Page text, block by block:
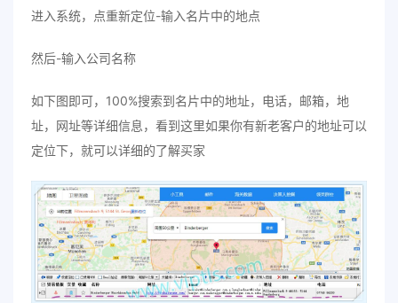
进入系统，点重新定位-输入名片中的地点
然后-输入公司名称
如下图即可，100%搜索到名片中的地址，电话，邮箱，地
址，网址等详细信息，看到这里如果你有新老客户的地址可以
定位下，就可以详细的了解买家